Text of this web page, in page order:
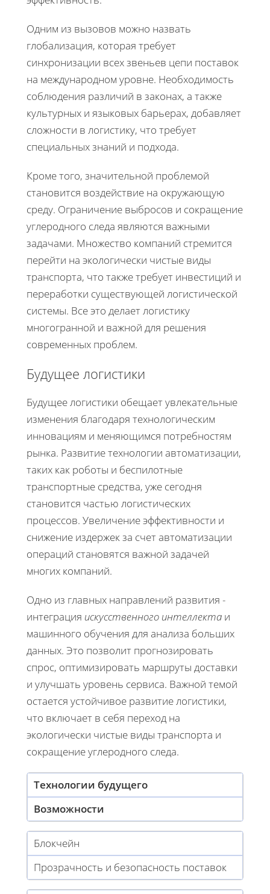
Одним из вызовов можно назвать
глобализация, которая требует
синхронизации всех звеньев цепи поставок
на международном уровне. Необходимость
соблюдения различий в законах, а также
культурных и языковых барьерах, добавляет
сложности в логистику, что требует
специальных знаний и подхода.
Кроме того, значительной проблемой
становится воздействие на окружающую
среду. Ограничение выбросов и сокращение
углеродного следа являются важными
задачами. Множество компаний стремится
перейти на экологически чистые виды
транспорта, что также требует инвестиций и
переработки существующей логистической
системы. Все это делает логистику
многогранной и важной для решения
современных проблем.
Будущее логистики
Будущее логистики обещает увлекательные
изменения благодаря технологическим
инновациям и меняющимся потребностям
рынка. Развитие технологии автоматизации,
таких как роботы и беспилотные
транспортные средства, уже сегодня
становится частью логистических
процессов. Увеличение эффективности и
снижение издержек за счет автоматизации
операций становятся важной задачей
многих компаний.
Одно из главных направлений развития -
интеграция искусственного интеллекта и
машинного обучения для анализа больших
данных. Это позволит прогнозировать
спрос, оптимизировать маршруты доставки
и улучшать уровень сервиса. Важной темой
остается устойчивое развитие логистики,
что включает в себя переход на
экологически чистые виды транспорта и
сокращение углеродного следа.
Технологии будущего
Возможности
Блокчейн
Прозрачность и безопасность поставок